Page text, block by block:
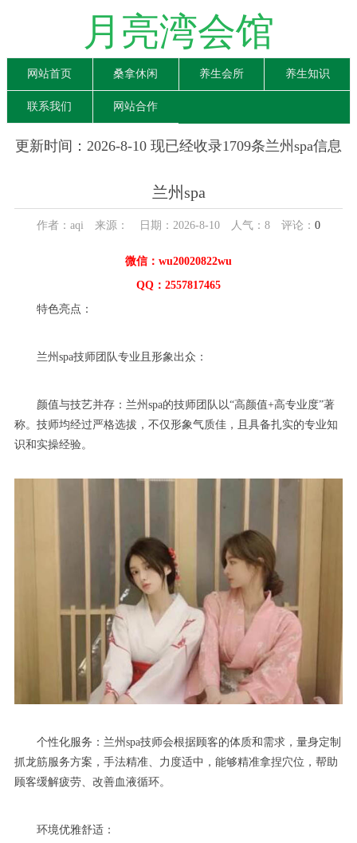
月亮湾会馆
网站首页 桑拿休闲 养生会所 养生知识
联系我们 网站合作
更新时间：2026-8-10 现已经收录1709条兰州spa信息
兰州spa
作者：aqi 来源： 日期：2026-8-10 人气： 8 评论： 0
微信：wu20020822wu
QQ：2557817465
特色亮点：
兰州spa技师团队专业且形象出众：
颜值与技艺并存：兰州spa的技师团队以“高颜值+高专业度”著
称。技师均经过严格选拔，不仅形象气质佳，且具备扎实的专业知
识和实操经验。
个性化服务：兰州spa技师会根据顾客的体质和需求，量身定制
抓龙筋服务方案，手法精准、力度适中，能够精准拿捏穴位，帮助
顾客缓解疲劳、改善血液循环。
环境优雅舒适：